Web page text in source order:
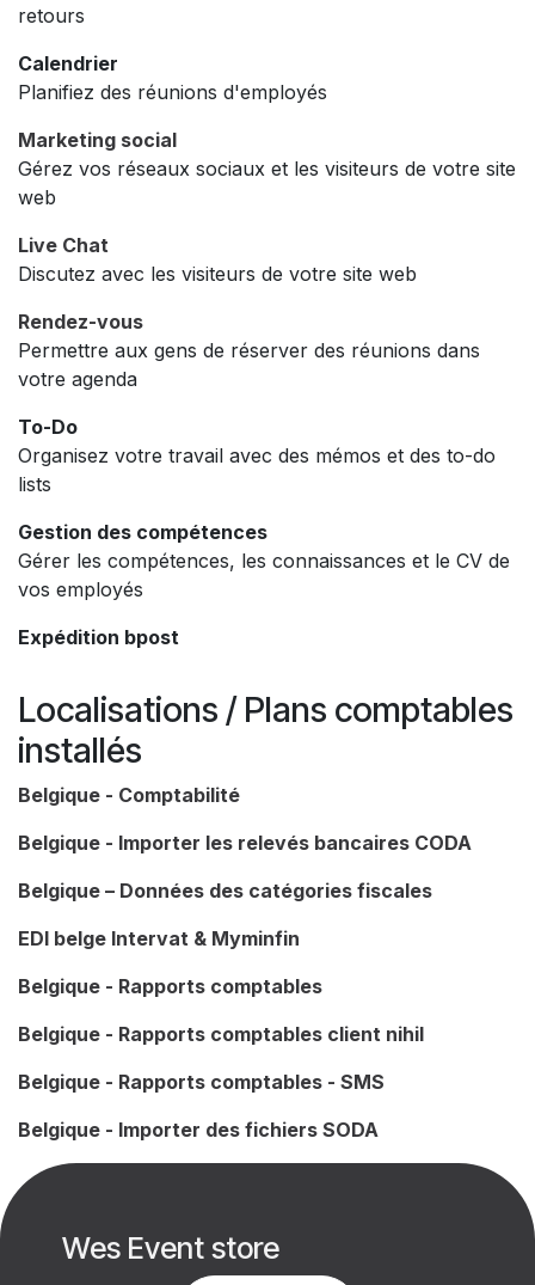
retours
Calendrier
Planifiez des réunions d'employés
Marketing social
Gérez vos réseaux sociaux et les visiteurs de votre site
web
Live Chat
Discutez avec les visiteurs de votre site web
Rendez-vous
Permettre aux gens de réserver des réunions dans
votre agenda
To-Do
Organisez votre travail avec des mémos et des to-do
lists
Gestion des compétences
Gérer les compétences, les connaissances et le CV de
vos employés
Expédition bpost
Localisations / Plans comptables
installés
Belgique - Comptabilité
Belgique - Importer les relevés bancaires CODA
Belgique – Données des catégories fiscales
EDI belge Intervat & Myminfin
Belgique - Rapports comptables
Belgique - Rapports comptables client nihil
Belgique - Rapports comptables - SMS
Belgique - Importer des fichiers SODA
Wes Event store